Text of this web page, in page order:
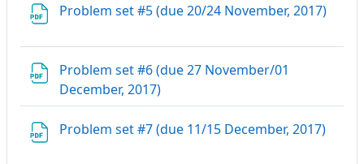
Problem set #5 (due 20/24 November, 2017)Datei
Problem set #6 (due 27 November/01
December, 2017)
Problem set #7 (due 11/15 December, 2017)Datei